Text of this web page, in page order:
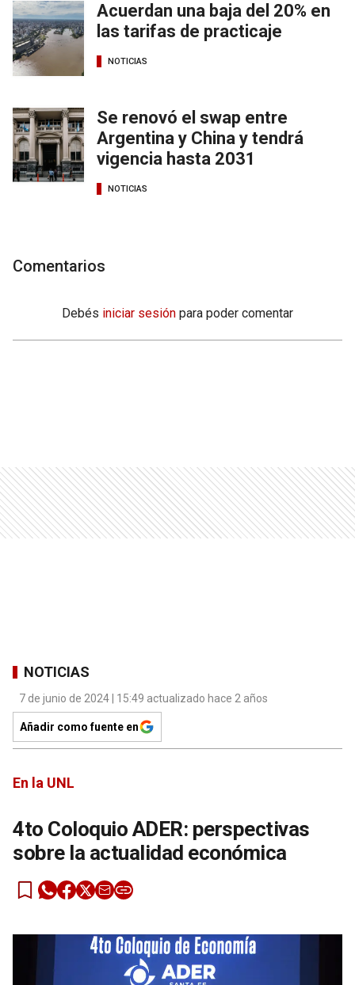
Acuerdan una baja del 20% en
las tarifas de practicaje
NOTICIAS
Se renovó el swap entre
Argentina y China y tendrá
vigencia hasta 2031
NOTICIAS
Comentarios
Debés iniciar sesión para poder comentar
NOTICIAS
7 de junio de 2024 | 15:49 actualizado hace 2 años
Añadir como fuente en
En la UNL
4to Coloquio ADER: perspectivas
sobre la actualidad económica